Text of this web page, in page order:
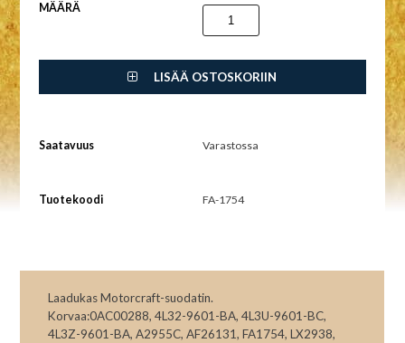
MÄÄRÄ
LISÄÄ OSTOSKORIIN
Saatavuus Varastossa
Tuotekoodi FA-1754
Laadukas Motorcraft-suodatin.
Korvaa:0AC00288, 4L32-9601-BA, 4L3U-9601-BC,
4L3Z-9601-BA, A2955C, AF26131, FA1754, LX2938,